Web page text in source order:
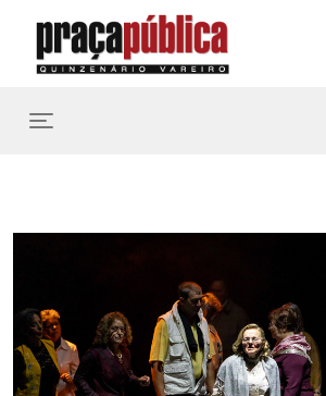
Toggle navigation